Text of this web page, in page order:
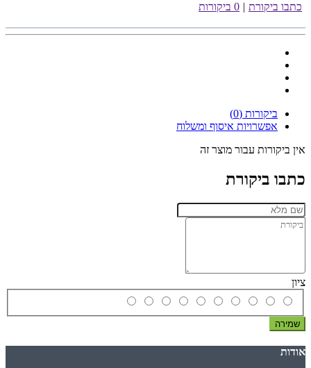
כתבו ביקורת | 0 ביקורות
ביקורות (0)
אפשרויות איסוף ומשלוח
אין ביקורות עבור מוצר זה
כתבו ביקורת
ציון
שמירה
אודות